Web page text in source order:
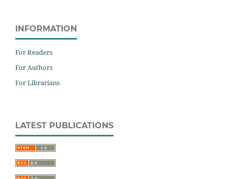
INFORMATION
For Readers
For Authors
For Librarians
LATEST PUBLICATIONS